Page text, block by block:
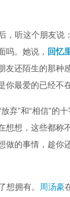
，听这个朋友说
吗。她说， 回忆
友还陌生的那种
最爱的已经不
弃”和“相信”的
想想，这些都称
的事情，趁你
想拥有。 周汤豪